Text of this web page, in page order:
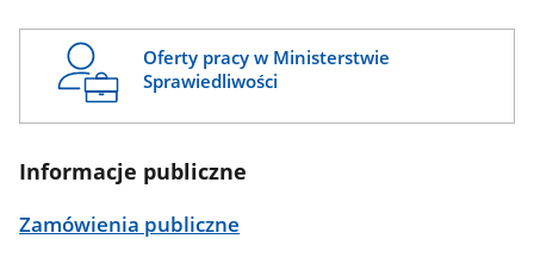
Oferty pracy w Ministerstwie
Sprawiedliwości
Informacje publiczne
Zamówienia publiczne